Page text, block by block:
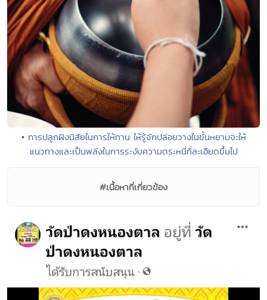
• การปลูกฝังนิสัยในการให้ทาน ให้รู้จักปล่อยวางในขั้นหยาบจะให้
แนวทางและเป็นพลังในการระงับความตระหนี่ที่ละเอียดขึ้นไป
#เนื้อหาที่เกี่ยวข้อง